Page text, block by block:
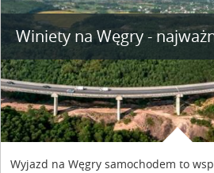
Winiety na Węgry -
Wyjazd na Węgry samochodem to